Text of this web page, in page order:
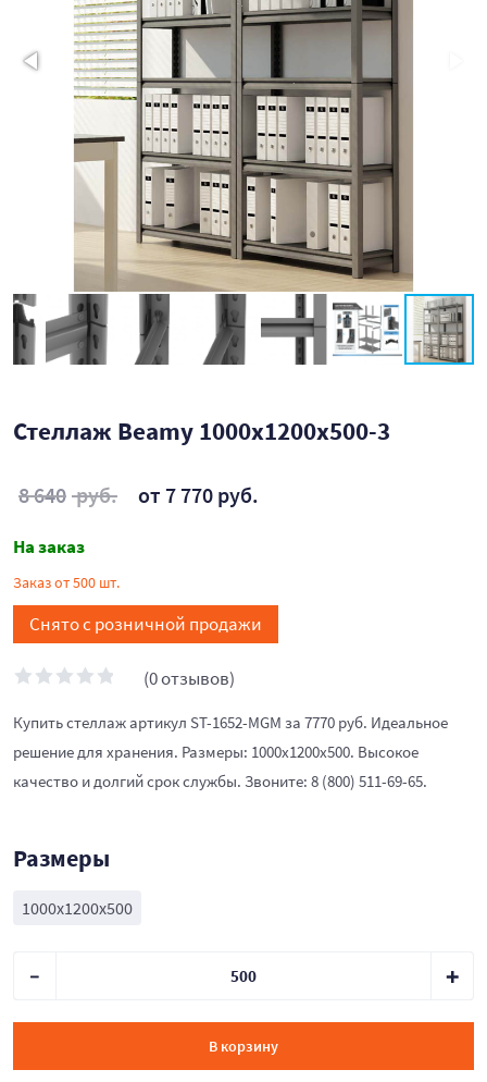
Стеллаж Beamy 1000x1200x500-3
8 640 руб. от 7 770 руб.
На заказ
Заказ от 500 шт.
Снято с розничной продажи
(0 отзывов)
Купить стеллаж артикул ST-1652-MGM за 7770 руб. Идеальное
решение для хранения. Размеры: 1000x1200x500. Высокое
качество и долгий срок службы. Звоните: 8 (800) 511-69-65.
Размеры
1000x1200x500
В корзину